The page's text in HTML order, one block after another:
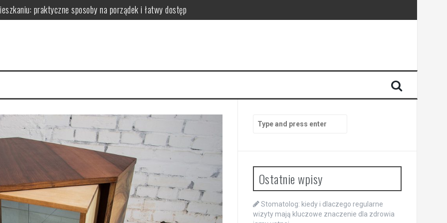
praktyczne sposoby na porządek i łatwy dostęp
wybrać i zamontować funkcjonalną przegrodę ze szkła hartowanego
dodają przestrzeni, a kiedy mogą przeszkadzać?
– praktyczne porady wyboru, montażu i aranżacji przestrzeni
for:
Ostatnie wpisy
Stomatolog: kiedy i dlaczego regularne
wizyty mają kluczowe znaczenie dla zdrowia